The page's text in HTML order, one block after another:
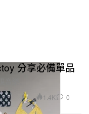
分享必備單品
樂。
1.4K 0